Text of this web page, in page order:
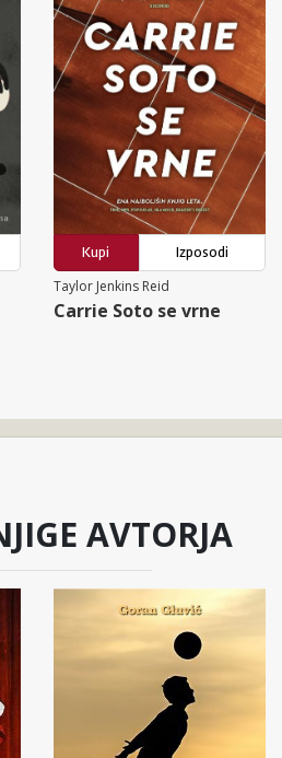
Kupi
Izposodi
Taylor Jenkins Reid
Carrie Soto se vrne
AVTORJA